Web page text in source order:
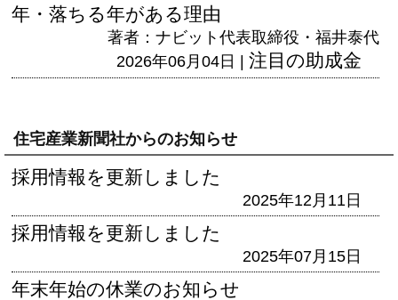
年・落ちる年がある理由
著者：ナビット代表取締役・福井泰代
2026年06月04日 | 注目の助成金
住宅産業新聞社からのお知らせ
採用情報を更新しました
2025年12月11日
採用情報を更新しました
2025年07月15日
年末年始の休業のお知らせ